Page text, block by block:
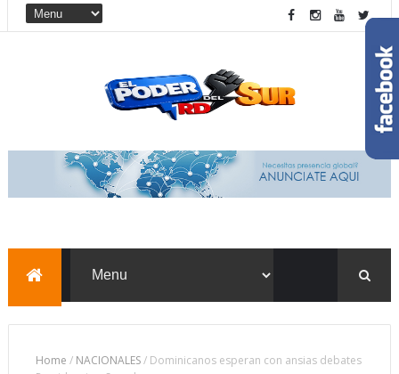
Home / NACIONALES/ Dominicanos esperan con ansias debates